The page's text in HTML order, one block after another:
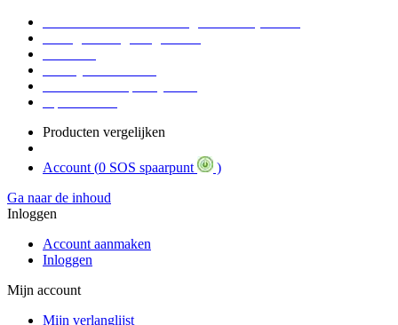
Producten vergelijken
Account (0 SOS spaarpunt
)
Ga naar de inhoud
Inloggen
Account aanmaken
Inloggen
Mijn account
Mijn verlanglijst